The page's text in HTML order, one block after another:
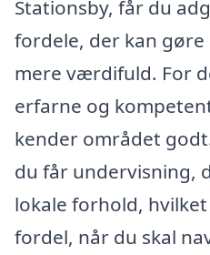
Stationsby, får du
fordele, der kan
mere værdifuld. For
erfarne og
kender området
du får undervisning,
lokale forhold,
fordel, når du skal